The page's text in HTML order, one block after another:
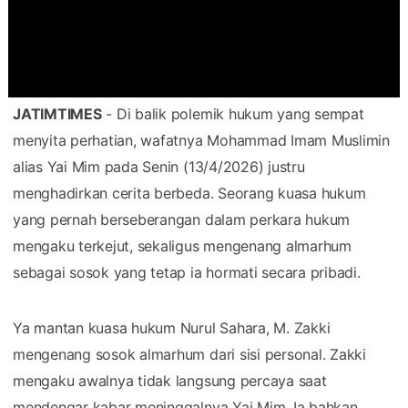
JATIMTIMES- Di balik polemik hukum yang sempat
menyita perhatian, wafatnya Mohammad Imam Muslimin
alias Yai Mim pada Senin (13/4/2026) justru
menghadirkan cerita berbeda. Seorang kuasa hukum
yang pernah berseberangan dalam perkara hukum
mengaku terkejut, sekaligus mengenang almarhum
sebagai sosok yang tetap ia hormati secara pribadi.
Ya mantan kuasa hukum Nurul Sahara, M. Zakki
mengenang sosok almarhum dari sisi personal. Zakki
mengaku awalnya tidak langsung percaya saat